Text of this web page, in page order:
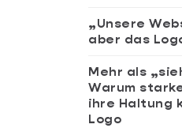
„Unsere
aber das
Mehr als
Warum
ihre Haltung
Logo